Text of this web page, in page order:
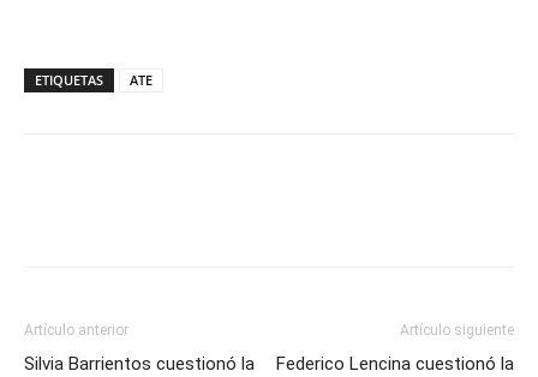
ETIQUETAS ATE
Artículo anterior
Silvia Barrientos cuestionó la
Artículo siguiente
Federico Lencina cuestionó la